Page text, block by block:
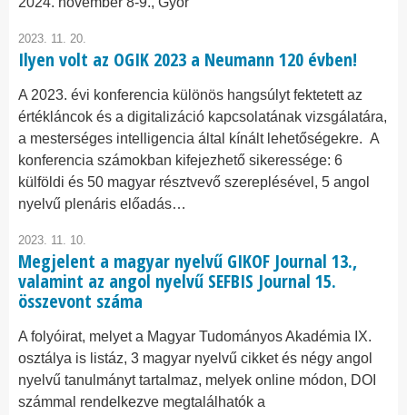
2023. 11. 20.
Ilyen volt az OGIK 2023 a Neumann 120 évben!
A 2023. évi konferencia különös hangsúlyt fektetett az
értékláncok és a digitalizáció kapcsolatának vizsgálatára,
a mesterséges intelligencia által kínált lehetőségekre. A
konferencia számokban kifejezhető sikeressége: 6
külföldi és 50 magyar résztvevő szereplésével, 5 angol
nyelvű plenáris előadás…
2023. 11. 10.
Megjelent a magyar nyelvű GIKOF Journal 13.,
valamint az angol nyelvű SEFBIS Journal 15.
összevont száma
A folyóirat, melyet a Magyar Tudományos Akadémia IX.
osztálya is listáz, 3 magyar nyelvű cikket és négy angol
nyelvű tanulmányt tartalmaz, melyek online módon, DOI
számmal rendelkezve megtalálhatók a